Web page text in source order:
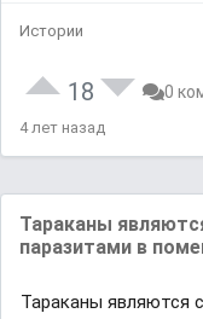
Истории
18 0
4 лет назад
Тараканы
паразитами в
Тараканы являются